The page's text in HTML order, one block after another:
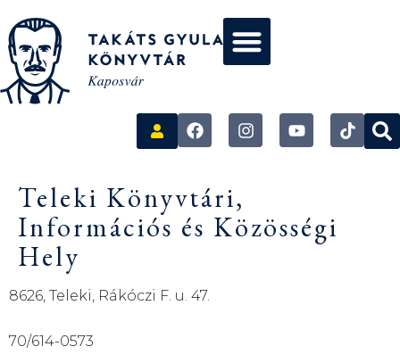
Teleki Könyvtári,
Információs és Közösségi
Hely
8626, Teleki, Rákóczi F. u. 47.
70/614-0573